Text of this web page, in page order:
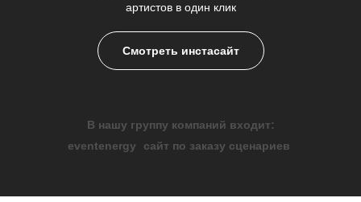
артистов в один клик
Смотреть инстасайт
В нашу группу компаний входит:
eventenergy
сайт по заказу сценариев